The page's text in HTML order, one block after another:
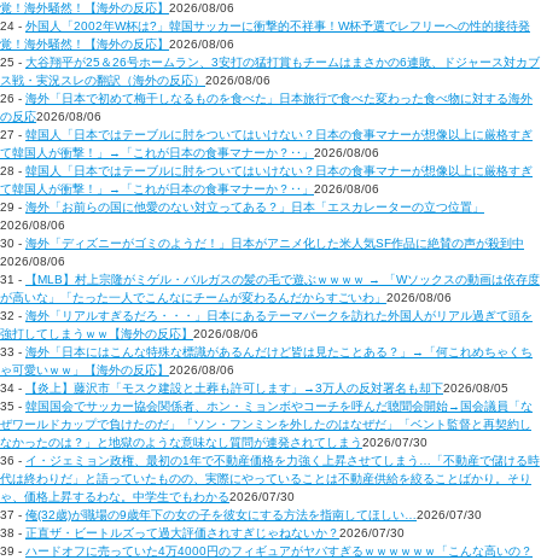
覚！海外騒然！【海外の反応】 2026/08/06
24 - 外国人「2002年W杯は?」韓国サッカーに衝撃的不祥事！W杯予選でレフリーへの性的接待発
覚！海外騒然！【海外の反応】 2026/08/06
25 - 大谷翔平が25＆26号ホームラン、3安打の猛打賞もチームはまさかの6連敗、ドジャース対カブ
ス戦・実況スレの翻訳（海外の反応） 2026/08/06
26 - 海外「日本で初めて梅干しなるものを食べた」日本旅行で食べた変わった食べ物に対する海外
の反応2026/08/06
27 - 韓国人「日本ではテーブルに肘をついてはいけない？日本の食事マナーが想像以上に厳格すぎ
て韓国人が衝撃！」→「これが日本の食事マナーか？‥」 2026/08/06
28 - 韓国人「日本ではテーブルに肘をついてはいけない？日本の食事マナーが想像以上に厳格すぎ
て韓国人が衝撃！」→「これが日本の食事マナーか？‥」 2026/08/06
29 - 海外「お前らの国に他愛のない対立ってある？」日本「エスカレーターの立つ位置」
2026/08/06
30 - 海外「ディズニーがゴミのようだ！」日本がアニメ化した米人気SF作品に絶賛の声が殺到中
2026/08/06
31 -
【MLB】村上宗隆がミゲル・バルガスの髪の毛で遊ぶｗｗｗｗ → 「Wソックスの動画は依存度
が高いな」「たった一人でこんなにチームが変わるんだからすごいわ」 2026/08/06
32 - 海外「リアルすぎるだろ・・・」日本にあるテーマパークを訪れた外国人がリアル過ぎて頭を
強打してしまうｗｗ【海外の反応】 2026/08/06
33 - 海外「日本にはこんな特殊な標識があるんだけど皆は見たことある？」→「何これめちゃくち
ゃ可愛いｗｗ」【海外の反応】 2026/08/06
34 -
【炎上】藤沢市「モスク建設と土葬も許可します」→3万人の反対署名も却下2026/08/05
35 - 韓国国会でサッカー協会関係者、ホン・ミョンボやコーチを呼んだ聴聞会開始→国会議員「な
ぜワールドカップで負けたのだ」「ソン・フンミンを外したのはなぜだ」「ベント監督と再契約し
なかったのは？」と地獄のような意味なし質問が連発されてしまう2026/07/30
36 - イ・ジェミョン政権、最初の1年で不動産価格を力強く上昇させてしまう…「不動産で儲ける時
代は終わりだ」と語っていたものの、実際にやっていることは不動産供給を絞ることばかり。そり
ゃ、価格上昇するわな。中学生でもわかる2026/07/30
37 - 俺(32歳)が職場の9歳年下の女の子を彼女にする方法を指南してほしい…2026/07/30
38 - 正直ザ・ビートルズって過大評価されすぎじゃねないか？2026/07/30
39 - ハードオフに売っていた4万4000円のフィギュアがヤバすぎるｗｗｗｗｗｗ「こんな高いの？